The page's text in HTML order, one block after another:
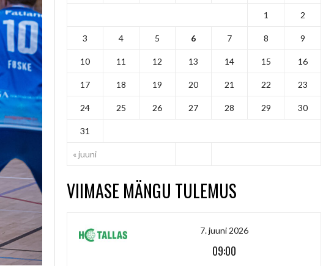
« juuni
1 2
3 4 5 6 7 8 9
10 11 12 13 14 15 16
17 18 19 20 21 22 23
24 25 26 27 28 29 30
31
VIIMASE MÄNGU TULEMUS
7. juuni 2026
09:00